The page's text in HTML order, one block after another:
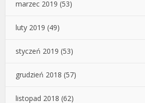
marzec 2019 (53)
luty 2019 (49)
styczeń 2019 (53)
grudzień 2018 (57)
listopad 2018 (62)